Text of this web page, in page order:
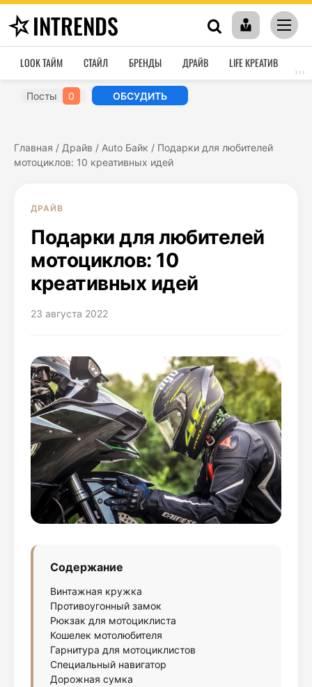
INTRENDS
LOOK ТАЙМ СТАЙЛ БРЕНДЫ ДРАЙВ LIFE КРЕАТИВ
›››
Посты 0 ОБСУДИТЬ
Главная / Драйв / Auto Байк / Подарки для любителей
мотоциклов: 10 креативных идей
ДРАЙВ
Подарки для любителей
мотоциклов: 10
креативных идей
23 августа 2022
Содержание
Винтажная кружка
Противоугонный замок
Рюкзак для мотоциклиста
Кошелек мотолюбителя
Гарнитура для мотоциклистов
Специальный навигатор
Дорожная сумка